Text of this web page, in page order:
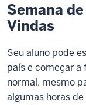
Semana
Vindas
Seu aluno pode
país e começar a
normal, mesmo
algumas horas